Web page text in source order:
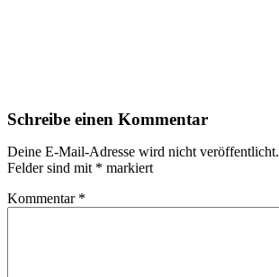
Schreibe einen Kommentar
Deine E-Mail-Adresse wird nicht veröffentlicht.
Felder sind mit * markiert
Kommentar *